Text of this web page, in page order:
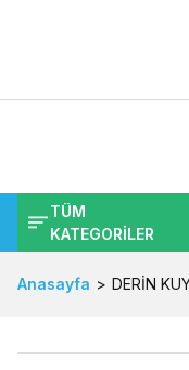
TÜM
KATEGORİLER
Anasayfa DERİN